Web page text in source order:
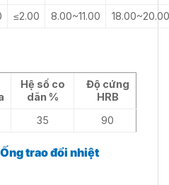
≤2.00 8.00~11.00 18.00~20.00
Hệ số co
dãn %
Độ cứng
HRB
35 90
Ống trao đổi nhiệt